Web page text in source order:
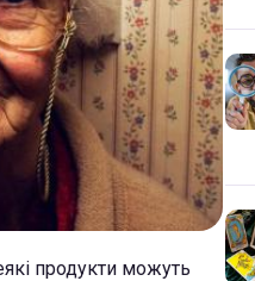
продукти можуть